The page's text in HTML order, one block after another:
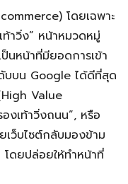
โดยเฉพาะ
าวิ่ง” หน้าหมวดหมู่
นหน้าที่มียอดการเข้า
บบน Google ได้ดีที่สุด
Value
งเท้าวิ่งถนน”, หรือ
เว็บไซต์กลับมองข้าม
ดยปล่อยให้ทำหน้าที่